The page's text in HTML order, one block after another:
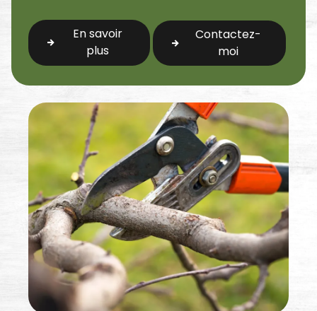
En savoir
plus
Contactez-
moi